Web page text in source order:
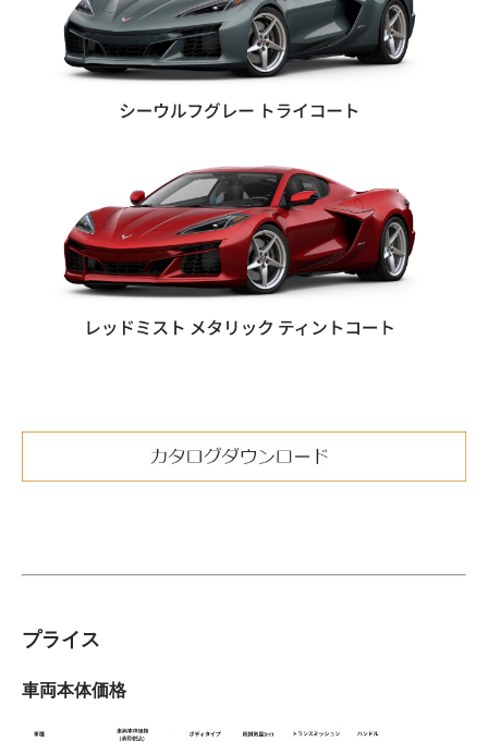
プライス
車両本体価格